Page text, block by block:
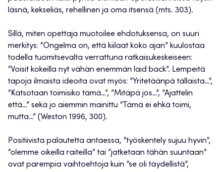
läsnä, kekseliäs, rehellinen ja oma itsensä (mts. 303).
Sillä, miten opettaja muotoilee ehdotuksensa, on suuri
merkitys: ”Ongelma on, että kiilaat koko ajan” kuulostaa
todella tuomitsevalta verrattuna ratkaisukeskeiseen:
”Voisit kokeilla nyt vähän enemmän laid back”. Lempeitä
tapoja ilmaista ideoita ovat myös: ”Yritetäänpä tällaista…”,
”Katsotaan toimisiko tämä…”, ”Mitäpä jos…”, ”Ajattelin
että…” sekä jo aiemmin mainittu ”Tämä ei ehkä toimi,
mutta…” (Weston 1996, 300).
Positiivista palautetta antaessa, ”työskentely sujuu hyvin”,
”olemme oikeilla raiteilla” tai ”jatketaan tähän suuntaan”
ovat parempia vaihtoehtoja kuin ”se oli täydellistä”,